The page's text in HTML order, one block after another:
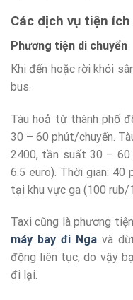
Các dịch vụ tiện
Phương tiện di chuyển
Khi đến hoặc rời khỏi
bus.
Tàu hoả từ thành phố
30 – 60 phút/chuyến.
2400, tần suất 30 – 60
6.5 euro). Thời gian:
tại khu vực ga (100 rub/
Taxi cũng là phương
máy bay đi Nga và
động liên tục, do vậy
đi lại.